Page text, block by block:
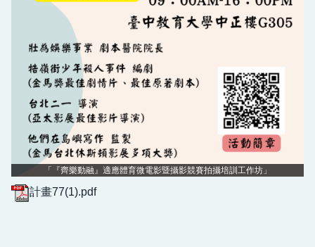
「『齊樂動融』適應體育微電影暨攝影競賽拍攝培訓工作坊」
計畫77(1).pdf